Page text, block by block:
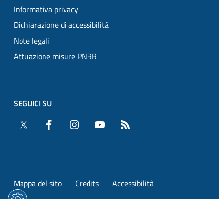
Informativa privacy
Dichiarazione di accessibilità
Note legali
Attuazione misure PNRR
SEGUICI SU
Twitter
Facebook Instagram YouTube
Mappa del sito Credits Accessibilità